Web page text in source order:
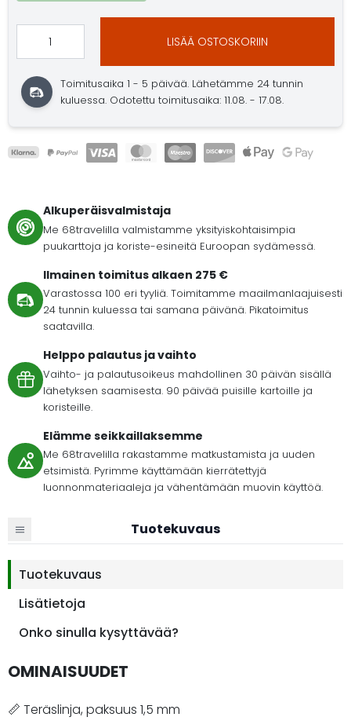
LISÄÄ OSTOSKORIIN
Toimitusaika 1 - 5 päivää. Lähetämme 24 tunnin
kuluessa. Odotettu toimitusaika: 11.08. - 17.08.
Alkuperäisvalmistaja
Me 68travelilla valmistamme yksityiskohtaisimpia
puukarttoja ja koriste-esineitä Euroopan sydämessä.
Ilmainen toimitus alkaen 275 €
Varastossa 100 eri tyyliä. Toimitamme maailmanlaajuisesti
24 tunnin kuluessa tai samana päivänä. Pikatoimitus
saatavilla.
Helppo palautus ja vaihto
Vaihto- ja palautusoikeus mahdollinen 30 päivän sisällä
lähetyksen saamisesta. 90 päivää puisille kartoille ja
koristeille.
Elämme seikkaillaksemme
Me 68travelilla rakastamme matkustamista ja uuden
etsimistä. Pyrimme käyttämään kierrätettyjä
luonnonmateriaaleja ja vähentämään muovin käyttöä.
Tuotekuvaus
Tuotekuvaus
Lisätietoja
Onko sinulla kysyttävää?
OMINAISUUDET
📏 Teräslinja, paksuus 1,5 mm